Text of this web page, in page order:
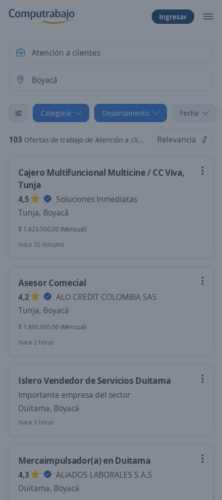
Ingresar
Categoría Departamento Fecha
103 Ofertas de trabajo de Atención a clientes en Boyacá Relevancia
Cajero Multifuncional Multicine / CC Viva,
Tunja
4,5
Soluciones Inmediatas
Tunja, Boyacá
$ 1.423.500,00 (Mensual)
Hace 35 minutos
Asesor Comecial
4,2
ALO CREDIT COLOMBIA SAS
Tunja, Boyacá
$ 1.800.000,00 (Mensual)
Hace 2 horas
Islero Vendedor de Servicios Duitama
Importante empresa del sector
Duitama, Boyacá
Hace 3 horas
Mercaimpulsador(a) en Duitama
4,3
ALIADOS LABORALES S.A.S
Duitama, Boyacá